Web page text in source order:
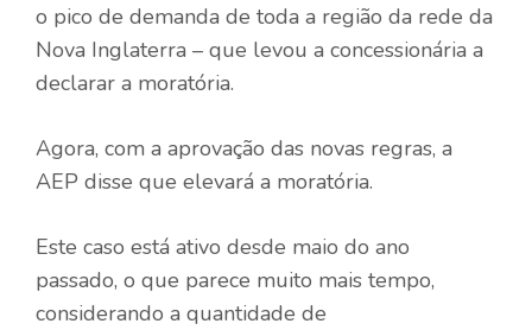
o pico de demanda de toda a região da rede da
Nova Inglaterra – que levou a concessionária a
declarar a moratória.
Agora, com a aprovação das novas regras, a
AEP disse que elevará a moratória.
Este caso está ativo desde maio do ano
passado, o que parece muito mais tempo,
considerando a quantidade de